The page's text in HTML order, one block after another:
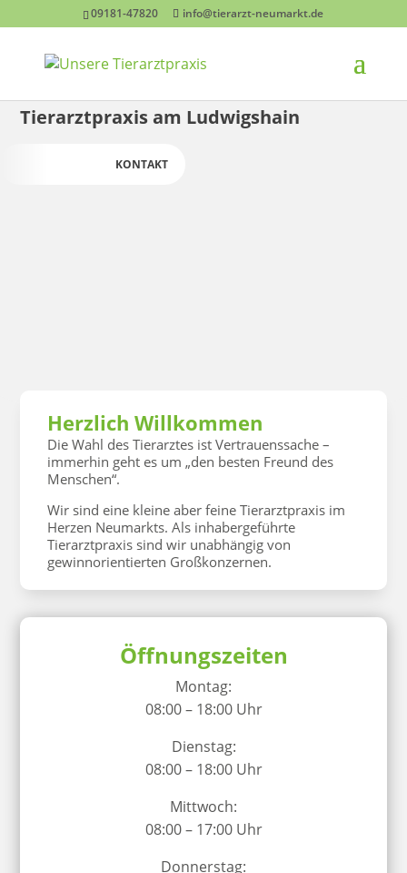
09181-47820 info@tierarzt-neumarkt.de
Tierarztpraxis am Ludwigshain
KONTAKT
Herzlich Willkommen
Die Wahl des Tierarztes ist Vertrauenssache –
immerhin geht es um „den besten Freund des
Menschen“.
Wir sind eine kleine aber feine Tierarztpraxis im
Herzen Neumarkts. Als inhabergeführte
Tierarztpraxis sind wir unabhängig von
gewinnorientierten Großkonzernen.
Öffnungszeiten
Montag:
08:00 – 18:00 Uhr
Dienstag:
08:00 – 18:00 Uhr
Mittwoch:
08:00 – 17:00 Uhr
Donnerstag: